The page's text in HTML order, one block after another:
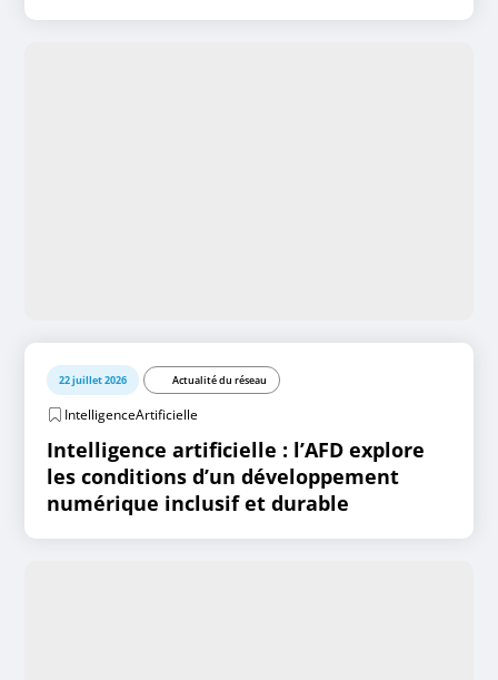
22 juillet 2026 Actualité du réseau
IntelligenceArtificielle
Intelligence artificielle : l’AFD explore
les conditions d’un développement
numérique inclusif et durable